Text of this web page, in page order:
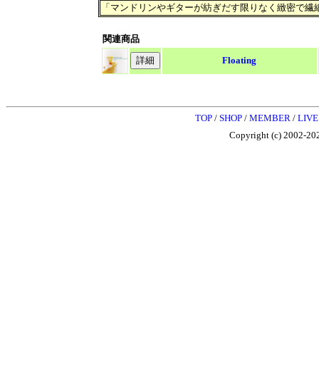
「マンドリンやギターが紡ぎだす限りなく緻密で
関連商品
Floating
TOP / SHOP / MEMBER / LIVE
Copyright (c) 2002-